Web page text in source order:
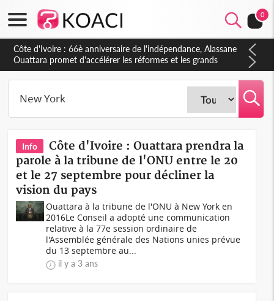
0
Côte d'Ivoire : À Abidjan, Amadou Oury Bah admire le modèle
ivoirien et veut s'en inspirer pour accélérer le développement
de la Guinée
Info
Côte d'Ivoire : Ouattara prendra la
parole à la tribune de l'ONU entre le 20
et le 27 septembre pour décliner la
vision du pays
Ouattara à la tribune de l'ONU à New York en
2016Le Conseil a adopté une communication
relative à la 77e session ordinaire de
l'Assemblée générale des Nations unies prévue
du 13 septembre au...
il y a 3 ans